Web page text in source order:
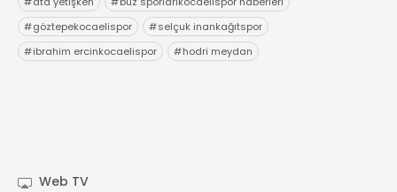
#göztepekocaelispor #selçuk inankağıtspor
#ibrahim ercinkocaelispor #hodri meydan
Web TV